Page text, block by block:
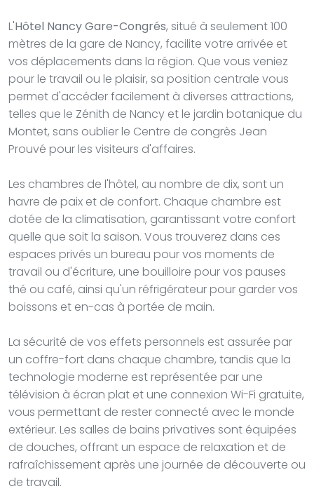
L'Hôtel Nancy Gare-Congrés, situé à seulement 100
mètres de la gare de Nancy, facilite votre arrivée et
vos déplacements dans la région. Que vous veniez
pour le travail ou le plaisir, sa position centrale vous
permet d'accéder facilement à diverses attractions,
telles que le Zénith de Nancy et le jardin botanique du
Montet, sans oublier le Centre de congrès Jean
Prouvé pour les visiteurs d'affaires.
Les chambres de l'hôtel, au nombre de dix, sont un
havre de paix et de confort. Chaque chambre est
dotée de la climatisation, garantissant votre confort
quelle que soit la saison. Vous trouverez dans ces
espaces privés un bureau pour vos moments de
travail ou d'écriture, une bouilloire pour vos pauses
thé ou café, ainsi qu'un réfrigérateur pour garder vos
boissons et en-cas à portée de main.
La sécurité de vos effets personnels est assurée par
un coffre-fort dans chaque chambre, tandis que la
technologie moderne est représentée par une
télévision à écran plat et une connexion Wi-Fi gratuite,
vous permettant de rester connecté avec le monde
extérieur. Les salles de bains privatives sont équipées
de douches, offrant un espace de relaxation et de
rafraîchissement après une journée de découverte ou
de travail.